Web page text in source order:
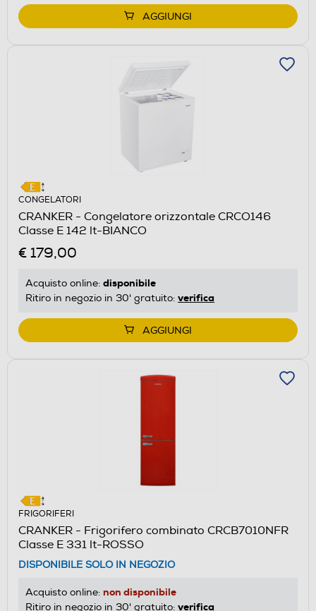
AGGIUNGI
CONGELATORI
CRANKER - Congelatore orizzontale CRCO146
Classe E 142 lt-BIANCO
€ 179,00
Acquisto online: disponibile
Ritiro in negozio in 30' gratuito: verifica
AGGIUNGI
FRIGORIFERI
CRANKER - Frigorifero combinato CRCB7010NFR
Classe E 331 lt-ROSSO
DISPONIBILE SOLO IN NEGOZIO
Acquisto online: non disponibile
Ritiro in negozio in 30' gratuito: verifica